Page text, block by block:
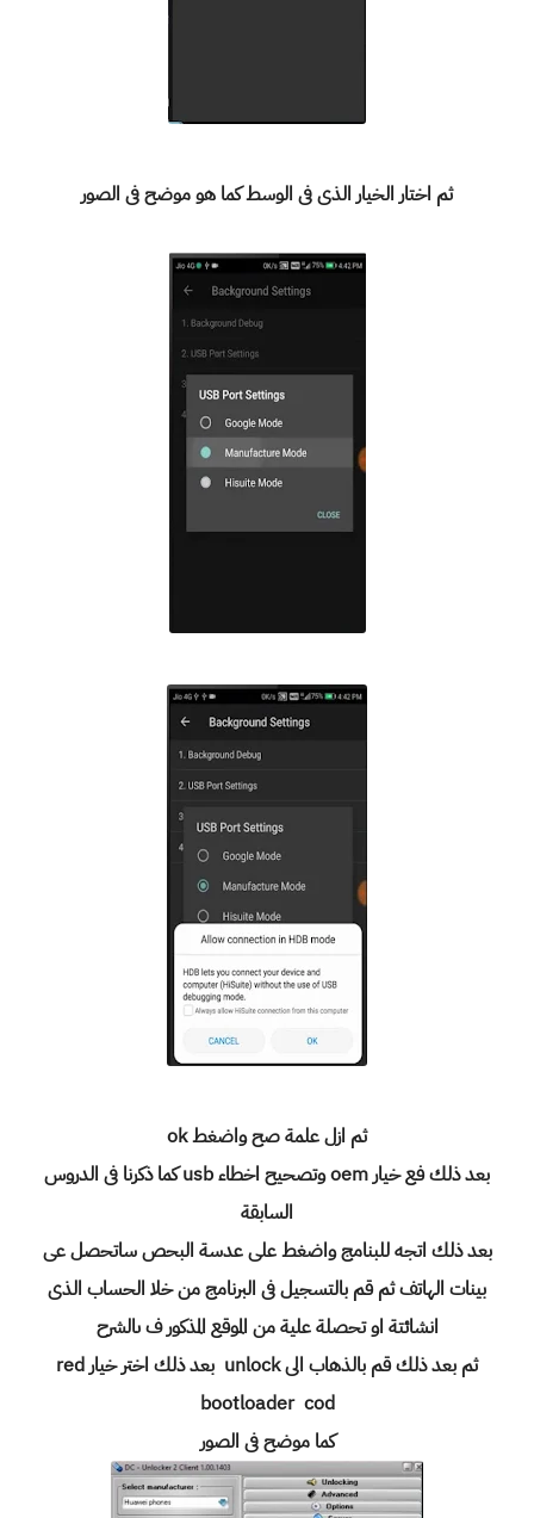
ثم اختار الخيار الذى فى الوسط كما هو موضح فى الصور
ثم ازل علمة صح واضغط ok
بعد ذلك فع خيار oem وتصحيح اخطاء usb كما ذكرنا فى الدروس
السابقة
بعد ذلك اتجه للبنامج واضغط على عدسة البحص ساتحصل عى
بينات الهاتف ثم قم بالتسجيل فى البرنامج من خلا الحساب الذى
انشائتة او تحصلة علية من الموقع المذكور ف ىالشرح
ثم بعد ذلك قم بالذهاب الى unlock بعد ذلك اختر خيار red
bootloader cod
كما موضح فى الصور